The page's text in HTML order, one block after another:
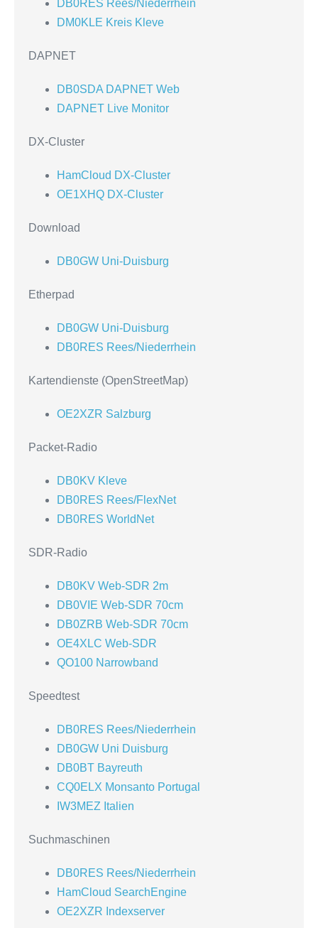
DB0RES Rees/Niederrhein
DM0KLE Kreis Kleve
DAPNET
DB0SDA DAPNET Web
DAPNET Live Monitor
DX-Cluster
HamCloud DX-Cluster
OE1XHQ DX-Cluster
Download
DB0GW Uni-Duisburg
Etherpad
DB0GW Uni-Duisburg
DB0RES Rees/Niederrhein
Kartendienste (OpenStreetMap)
OE2XZR Salzburg
Packet-Radio
DB0KV Kleve
DB0RES Rees/FlexNet
DB0RES WorldNet
SDR-Radio
DB0KV Web-SDR 2m
DB0VIE Web-SDR 70cm
DB0ZRB Web-SDR 70cm
OE4XLC Web-SDR
QO100 Narrowband
Speedtest
DB0RES Rees/Niederrhein
DB0GW Uni Duisburg
DB0BT Bayreuth
CQ0ELX Monsanto Portugal
IW3MEZ Italien
Suchmaschinen
DB0RES Rees/Niederrhein
HamCloud SearchEngine
OE2XZR Indexserver